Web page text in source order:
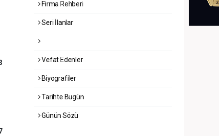
Firma Rehberi
Seri İlanlar
Vefat Edenler
Biyografiler
Tarihte Bugün
Günün Sözü